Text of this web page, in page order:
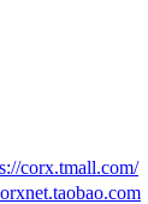
corx.tmall.com/